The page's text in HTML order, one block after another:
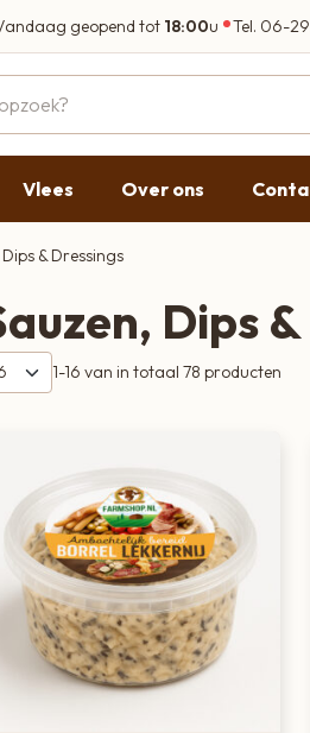
geopend tot 18:00u
09:00 - 17:30
09:00 - 17:30
Tel. 06-
Bakmixen
Olie & Azijn
Pasta, Deegwaren & Rijst
Vlees Over ons
& Dressings
Dips
1-16 van in totaal 78 producten